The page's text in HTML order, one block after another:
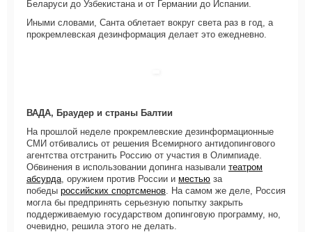
Беларуси до Узбекистана и от Германии до Испании.
Иными словами, Санта облетает вокруг света раз в год, а
прокремлевская дезинформация делает это ежедневно.
ВАДА, Браудер и страны Балтии
На прошлой неделе прокремлевские дезинформационные
СМИ отбивались от решения Всемирного антидопингового
агентства отстранить Россию от участия в Олимпиаде.
Обвинения в использовании допинга называли театром
абсурда , оружием против России и местью за
победы российских спортсменов . На самом же деле, Россия
могла бы предпринять серьезную попытку закрыть
поддерживаемую государством допинговую программу, но,
очевидно, решила этого не делать.